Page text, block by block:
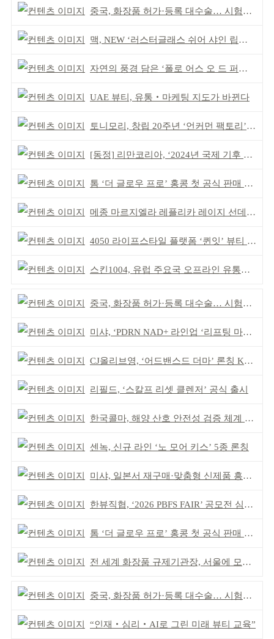
중국, 화장품 허가·등록 대수술… 시험자료 공용 허용
맥, NEW ‘러스터글래스 쉬어 샤인 립스틱’ 출시
자연의 풍경 담은 ‘폴로 어스 오 드 퍼퓸’ 4종 출시
UAE 뷰티, 유통‧마케팅 지도가 바뀐다
토니모리, 창립 20주년 ‘언커먼 팩토리’ 팝업 성료
[동정] 리만코리아, ‘2024년 국제 기후 포럼’ 참석
톰 ‘더 글로우 프로’ 홍콩 첫 공식 판매 완판
메종 마르지엘라 레플리카 레이지 선데이 모닝 디퓨저
4050 라이프스타일 플랫폼 ‘퀸잇’ 뷰티 성장세
스킨1004, 유럽 주요국 오프라인 유통망 확대
중국, 화장품 허가·등록 대수술… 시험자료 공용 허용
미샤, ‘PDRN NAD+ 라인업 ‘리프팅 마스크’ 출시
CJ올리브영, ‘어드밴스드 더마’ 론칭 K더마 육성 박차
리필드, ‘스칼프 리셋 클렌저’ 공식 출시
한국콜마, 해양 산호 안전성 검증 체계 구축
센녹, 신규 라인 ‘노 모어 키스’ 5종 론칭
미샤, 일본서 재구매·맞춤형 신제품 흥행 ‘쌍끌이’
한뷰직협, ‘2026 PBFS FAIR’ 공모전 심사 성료
톰 ‘더 글로우 프로’ 홍콩 첫 공식 판매 완판
전 세계 화장품 규제기관장, 서울에 모인다
중국, 화장품 허가·등록 대수술… 시험자료 공용 허용
“인재‧심리‧AI로 그린 미래 뷰티 교육”